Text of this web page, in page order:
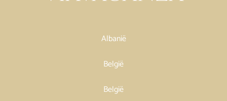
Albanië
België
België